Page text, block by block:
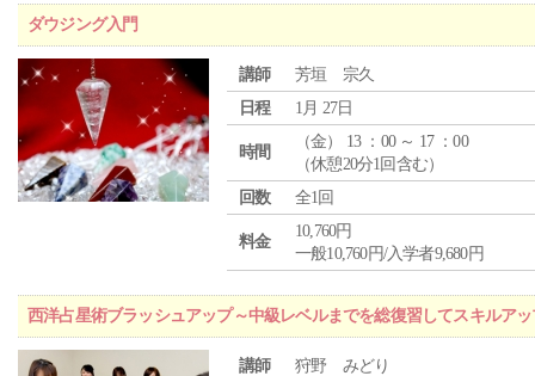
ダウジング入門
講師
芳垣 宗久
日程
1月 27日
時間
（金） 13 ：00 ～ 17 ：00
（休憩20分1回含む）
回数
全1回
料金
10,760円
一般10,760円/入学者9,680円
西洋占星術ブラッシュアップ～中級レベルまでを総復習してスキルア
講師 狩野 みどり